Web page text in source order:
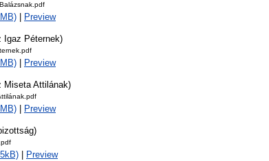
Preview
Igaz Péternek)
Preview
Miseta Attilának)
Preview
Preview